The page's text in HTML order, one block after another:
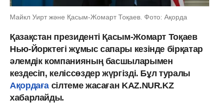
Майкл Уирт және Қасым-Жомарт Тоқаев. Фото: Ақорда
Қазақстан президенті Қасым-Жомарт Тоқаев
Нью-Йорктегі жұмыс сапары кезінде бірқатар
әлемдік компанияның басшыларымен
кездесіп, келіссөздер жүргізді. Бұл туралы
Ақордаға сілтеме жасаған KAZ.NUR.KZ
хабарлайды.